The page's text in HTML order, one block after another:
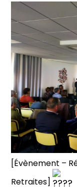
[Évènement –
Retraites]